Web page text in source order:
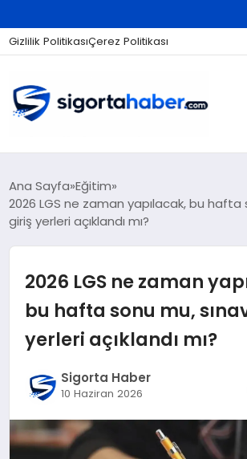
Gizlilik PolitikasıÇerez Politikası
SIGORTA
EKONOMI
BILIM VE TEKNOLOJI
Ana Sayfa Eğitim
2026 LGS ne zaman yapılacak, bu hafta
giriş yerleri açıklandı mı?
2026 LGS ne zaman
bu hafta sonu mu,
yerleri açıklandı mı?
Sigorta Haber
10 Haziran 2026